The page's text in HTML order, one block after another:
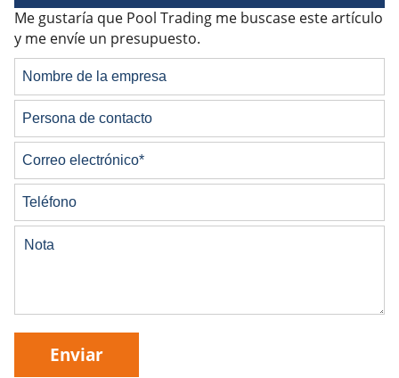
Me gustaría que Pool Trading me buscase este artículo
y me envíe un presupuesto.
Enviar